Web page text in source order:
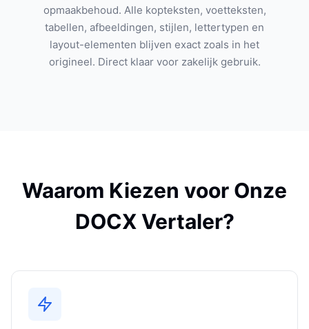
opmaakbehoud. Alle kopteksten, voetteksten,
tabellen, afbeeldingen, stijlen, lettertypen en
layout-elementen blijven exact zoals in het
origineel. Direct klaar voor zakelijk gebruik.
Waarom Kiezen voor Onze
DOCX Vertaler?